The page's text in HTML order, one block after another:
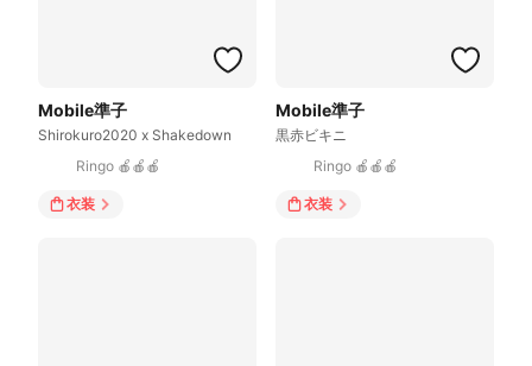
Mobile準子
Shirokuro2020 x Shakedown
Ringo 🍎🍎🍎
衣装
Mobile準子
黒赤ビキニ
Ringo 🍎🍎🍎
衣装